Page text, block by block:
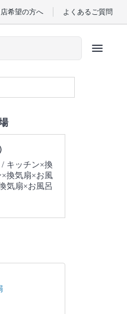
希望の方へ よくあるご質問
menu
キッチン×換
×換気扇×お風
気扇×お風呂
(税込)